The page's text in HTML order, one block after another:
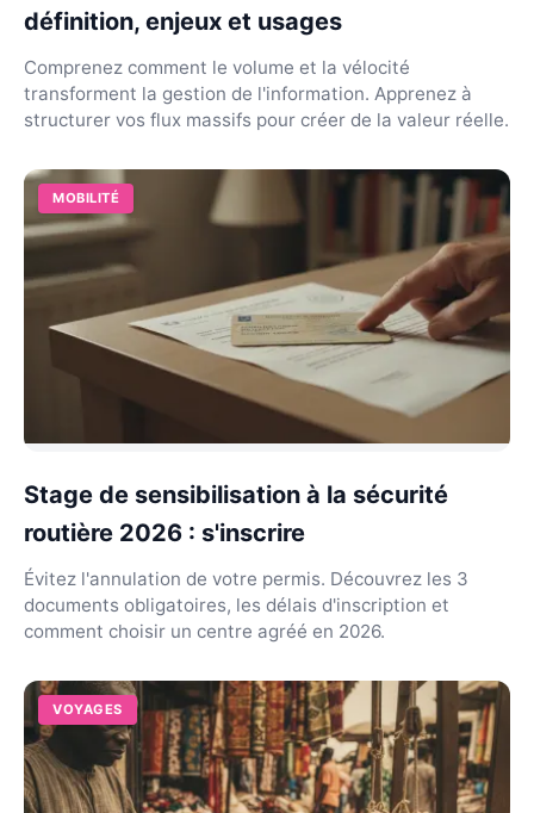
définition, enjeux et usages
Comprenez comment le volume et la vélocité
transforment la gestion de l'information. Apprenez à
structurer vos flux massifs pour créer de la valeur réelle.
MOBILITÉ
Stage de sensibilisation à la sécurité
routière 2026 : s'inscrire
Évitez l'annulation de votre permis. Découvrez les 3
documents obligatoires, les délais d'inscription et
comment choisir un centre agréé en 2026.
VOYAGES